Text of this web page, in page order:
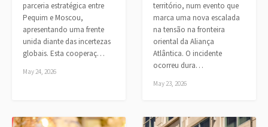
parceria estratégica entre
Pequim e Moscou,
apresentando uma frente
unida diante das incertezas
globais. Esta cooperaç…
May 24, 2026
território, num evento que
marca uma nova escalada
na tensão na fronteira
oriental da Aliança
Atlântica. O incidente
ocorreu dura…
May 23, 2026